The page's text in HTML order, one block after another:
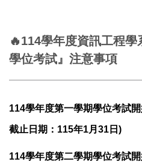
🔥114學年度資訊工程
學位考試』注意事項
114學年度第一學期學位考試
截止日期：115年1月31日)
114學年度第二學期學位考試